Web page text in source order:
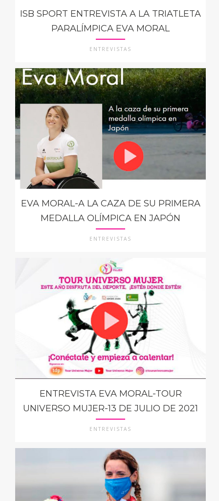
ISB SPORT ENTREVISTA A LA TRIATLETA
PARALÍMPICA EVA MORAL
ENTREVISTAS
EVA MORAL-A LA CAZA DE SU PRIMERA
MEDALLA OLÍMPICA EN JAPÓN
ENTREVISTAS
ENTREVISTA EVA MORAL-TOUR
UNIVERSO MUJER-13 DE JULIO DE 2021
ENTREVISTAS